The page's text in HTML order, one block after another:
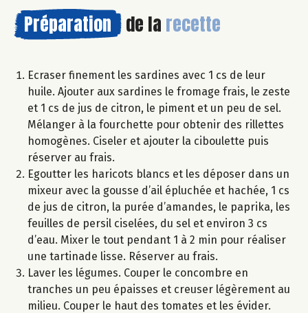
Préparation de la recette
Ecraser finement les sardines avec 1 cs de leur
huile. Ajouter aux sardines le fromage frais, le zeste
et 1 cs de jus de citron, le piment et un peu de sel.
Mélanger à la fourchette pour obtenir des rillettes
homogènes. Ciseler et ajouter la ciboulette puis
réserver au frais.
Egoutter les haricots blancs et les déposer dans un
mixeur avec la gousse d’ail épluchée et hachée, 1 cs
de jus de citron, la purée d’amandes, le paprika, les
feuilles de persil ciselées, du sel et environ 3 cs
d’eau. Mixer le tout pendant 1 à 2 min pour réaliser
une tartinade lisse. Réserver au frais.
Laver les légumes. Couper le concombre en
tranches un peu épaisses et creuser légèrement au
milieu. Couper le haut des tomates et les évider.